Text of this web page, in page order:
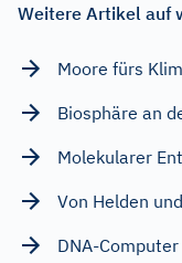
Weitere Artikel auf
Moore fürs
Biosphäre an
Molekularer
Von Helden
DNA-